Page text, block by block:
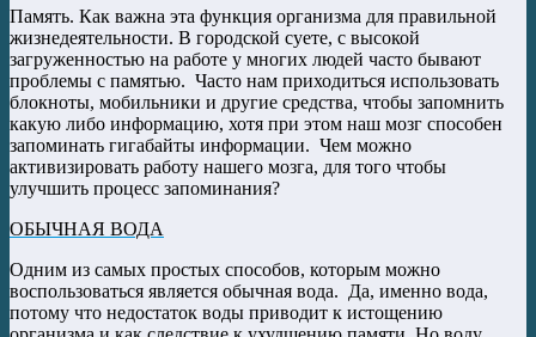
Память. Как важна эта функция организма для правильной
жизнедеятельности. В городской суете, с высокой
загруженностью на работе у многих людей часто бывают
проблемы с памятью. Часто нам приходиться использовать
блокноты, мобильники и другие средства, чтобы запомнить
какую либо информацию, хотя при этом наш мозг способен
запоминать гигабайты информации. Чем можно
активизировать работу нашего мозга, для того чтобы
улучшить процесс запоминания?
ОБЫЧНАЯ ВОДА
Одним из самых простых способов, которым можно
воспользоваться является обычная вода. Да, именно вода,
потому что недостаток воды приводит к истощению